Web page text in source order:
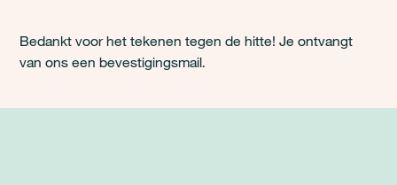
Bedankt voor het tekenen tegen de hitte! Je ontvangt
van ons een bevestigingsmail.